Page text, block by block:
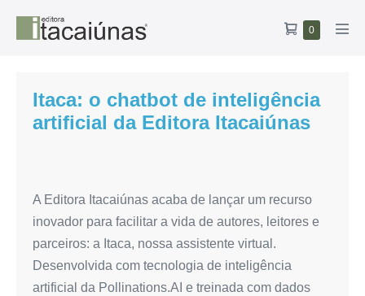
Carrinho
0Itens
Itaca: o chatbot de inteligência
artificial da Editora Itacaiúnas
o
chatbot
de
inteligência
artificial
A Editora Itacaiúnas acaba de lançar um recurso
inovador para facilitar a vida de autores, leitores e
parceiros: a Itaca, nossa assistente virtual.
Desenvolvida com tecnologia de inteligência
artificial da Pollinations.AI e treinada com dados